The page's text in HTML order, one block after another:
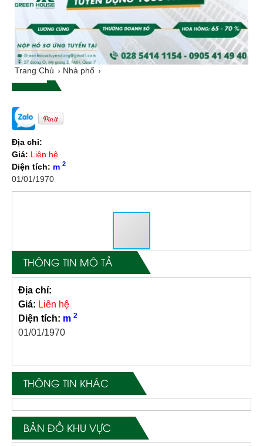
Trang Chủ Nhà phố
Địa chỉ:
Giá: Liên hệ
Diện tích: m 2
01/01/1970
THÔNG TIN MÔ TẢ
Địa chỉ:
Giá: Liên hệ
Diện tích: m 2
01/01/1970
THÔNG TIN KHÁC
BẢN ĐỒ KHU VỰC